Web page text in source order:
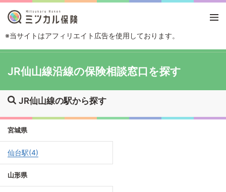
※当サイトはアフィリエイト広告を使用しております。
JR仙山線沿線の保険相談窓口を探す
JR仙山線の駅から探す
宮城県
仙台駅(4)
山形県